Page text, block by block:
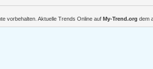
vorbehalten. Aktuelle Trends Online auf My-Trend.org dem